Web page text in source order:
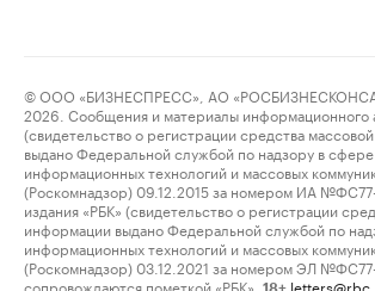
© ООО «БИЗНЕСПРЕСС», АО
2026. Сообщения и материалы информационного
(свидетельство о регистрации средства
выдано Федеральной службой по надзору в сфере
информационных технологий и массовых
(Роскомнадзор) 09.12.2015 за номером ИА
издания «РБК» (свидетельство о регистрации
информации выдано Федеральной службой по
информационных технологий и массовых
(Роскомнадзор) 03.12.2021 за номером ЭЛ
сопровождаются пометкой «РБК».